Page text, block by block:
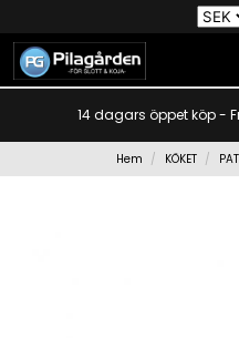
14 dagars öppet köp -
Hem KÖKET